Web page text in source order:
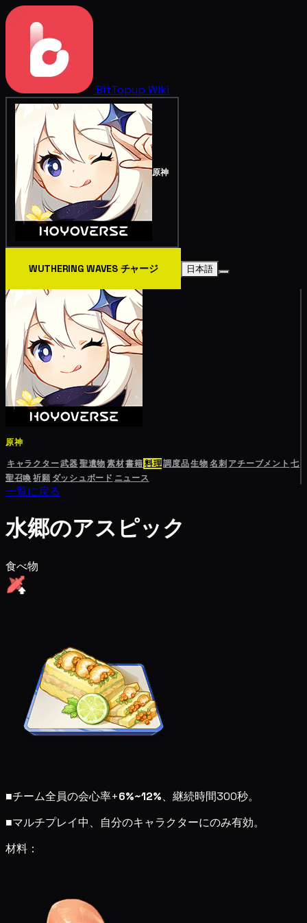
BitTopup Wiki
原神
WUTHERING WAVES チャージ 日本語
原神
キャラクター武器聖遺物素材書籍料理調度品生物名刺 アチーブメント 七
聖召喚祈願 ダッシュボード ニュース
一覧に戻る
水郷のアスピック
食べ物
■チーム全員の会心率+6%~12%、継続時間300秒。
■マルチプレイ中、自分のキャラクターにのみ有効。
材料：